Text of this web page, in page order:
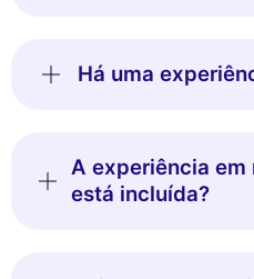
Há uma
A experiência
está incluída?